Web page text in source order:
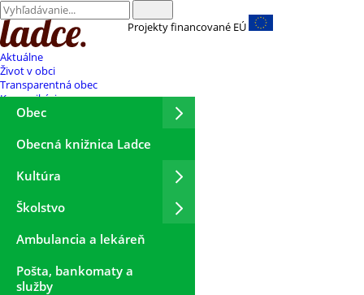
Projekty financované EÚ
Aktuálne
Život v obci
Transparentná obec
Komunikácia
Obec
Obecná knižnica Ladce
Kultúra
Školstvo
Ambulancia a lekáreň
Pošta, bankomaty a
služby